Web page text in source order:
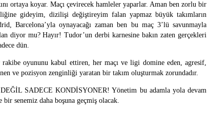
ortaya koyar. Maçı çevirecek hamleler yaparlar. Aman ben zorlu bir
gideyim, dizilişi değiştireyim falan yapmaz büyük takımların
Barcelona’yla oynayacağı zaman ben bu maç 3’lü savunmayla
diyor mu? Hayır! Tudor’un derbi karnesine bakın zaten gerçekleri
dün.
rakibe oyununu kabul ettiren, her maçı ve ligi domine eden, agresif,
ve pozisyon zenginliği yaratan bir takım oluşturmak zorundadır.
SADECE KONDİSYONER! Yönetim bu adamla yola devam
bir senemiz daha boşuna geçmiş olacak.